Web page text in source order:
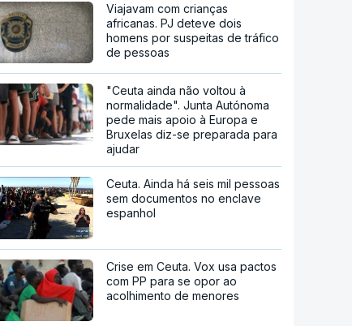
Viajavam com crianças
africanas. PJ deteve dois
homens por suspeitas de tráfico
de pessoas
"Ceuta ainda não voltou à
normalidade". Junta Autónoma
pede mais apoio à Europa e
Bruxelas diz-se preparada para
ajudar
Ceuta. Ainda há seis mil pessoas
sem documentos no enclave
espanhol
Crise em Ceuta. Vox usa pactos
com PP para se opor ao
acolhimento de menores